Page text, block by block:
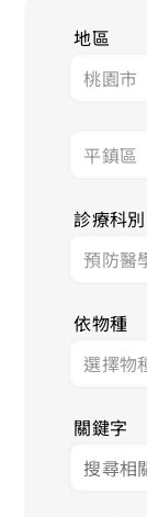
地區
診療科別
依物種
關鍵字